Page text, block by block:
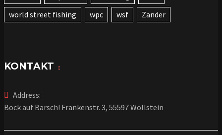
world street fishing
wpc wsf Zander
KONTAKT
Address:
Bock auf Barsch! Frankenstr. 3, 55597 Wöllstein